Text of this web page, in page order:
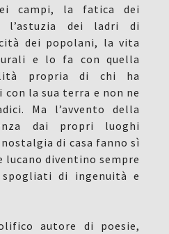
campi, la fatica dei
l’astuzia dei ladri di
dei popolani, la vita
e lo fa con quella
propria di chi ha
la sua terra e non ne
Ma l’avvento della
dai propri luoghi
di casa fanno sì
lucano diventino sempre
di ingenuità e
autore di poesie,